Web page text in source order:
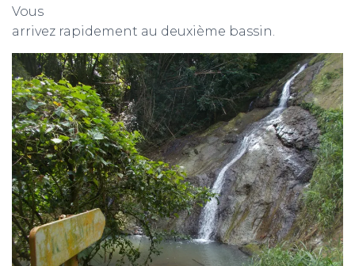
Vous
arrivez rapidement au deuxième bassin.